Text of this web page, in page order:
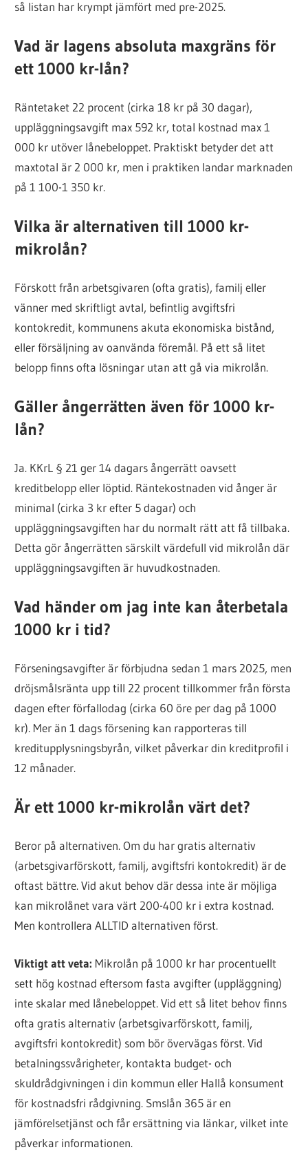
så listan har krympt jämfört med pre-2025.
Vad är lagens absoluta maxgräns för
ett 1000 kr-lån?
Räntetaket 22 procent (cirka 18 kr på 30 dagar),
uppläggningsavgift max 592 kr, total kostnad max 1
000 kr utöver lånebeloppet. Praktiskt betyder det att
maxtotal är 2 000 kr, men i praktiken landar marknaden
på 1 100-1 350 kr.
Vilka är alternativen till 1000 kr-
mikrolån?
Förskott från arbetsgivaren (ofta gratis), familj eller
vänner med skriftligt avtal, befintlig avgiftsfri
kontokredit, kommunens akuta ekonomiska bistånd,
eller försäljning av oanvända föremål. På ett så litet
belopp finns ofta lösningar utan att gå via mikrolån.
Gäller ångerrätten även för 1000 kr-
lån?
Ja. KKrL § 21 ger 14 dagars ångerrätt oavsett
kreditbelopp eller löptid. Räntekostnaden vid ånger är
minimal (cirka 3 kr efter 5 dagar) och
uppläggningsavgiften har du normalt rätt att få tillbaka.
Detta gör ångerrätten särskilt värdefull vid mikrolån där
uppläggningsavgiften är huvudkostnaden.
Vad händer om jag inte kan återbetala
1000 kr i tid?
Förseningsavgifter är förbjudna sedan 1 mars 2025, men
dröjsmålsränta upp till 22 procent tillkommer från första
dagen efter förfallodag (cirka 60 öre per dag på 1000
kr). Mer än 1 dags försening kan rapporteras till
kreditupplysningsbyrån, vilket påverkar din kreditprofil i
12 månader.
Är ett 1000 kr-mikrolån värt det?
Beror på alternativen. Om du har gratis alternativ
(arbetsgivarförskott, familj, avgiftsfri kontokredit) är de
oftast bättre. Vid akut behov där dessa inte är möjliga
kan mikrolånet vara värt 200-400 kr i extra kostnad.
Men kontrollera ALLTID alternativen först.
Viktigt att veta: Mikrolån på 1000 kr har procentuellt
sett hög kostnad eftersom fasta avgifter (uppläggning)
inte skalar med lånebeloppet. Vid ett så litet behov finns
ofta gratis alternativ (arbetsgivarförskott, familj,
avgiftsfri kontokredit) som bör övervägas först. Vid
betalningssvårigheter, kontakta budget- och
skuldrådgivningen i din kommun eller Hallå konsument
för kostnadsfri rådgivning. Smslån 365 är en
jämförelsetjänst och får ersättning via länkar, vilket inte
påverkar informationen.